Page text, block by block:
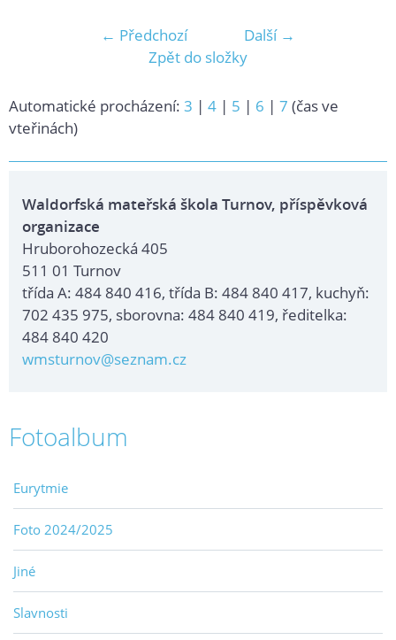
← Předchozí
Další →
Zpět do složky
Automatické procházení: 3 | 4 | 5 | 6 | 7 (čas ve
vteřinách)
Waldorfská mateřská škola Turnov, příspěvková
organizace
Hruborohozecká 405
511 01 Turnov
třída A: 484 840 416, třída B: 484 840 417, kuchyň:
702 435 975, sborovna: 484 840 419, ředitelka:
484 840 420
wmsturnov@seznam.cz
Fotoalbum
Eurytmie
Foto 2024/2025
Jiné
Slavnosti